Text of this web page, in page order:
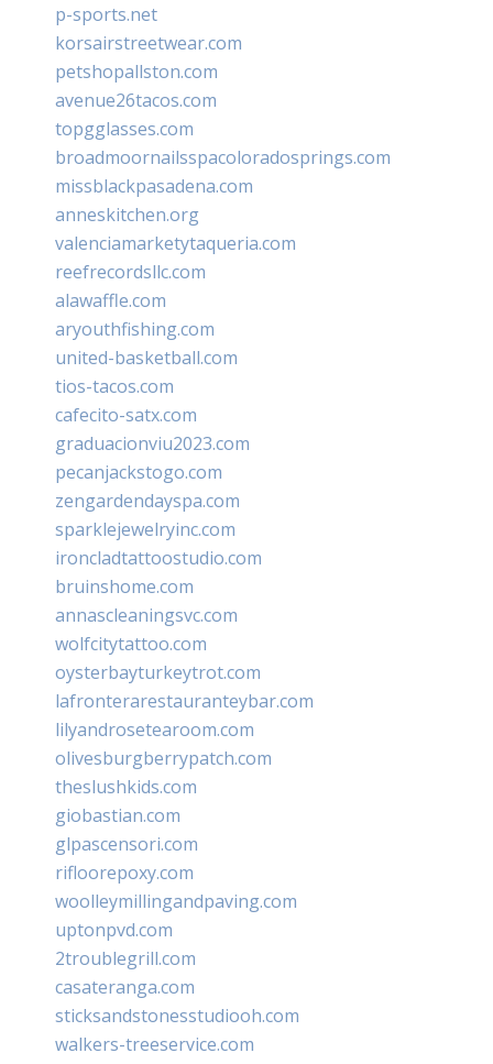
p-sports.net
korsairstreetwear.com
petshopallston.com
avenue26tacos.com
topgglasses.com
broadmoornailsspacoloradosprings.com
missblackpasadena.com
anneskitchen.org
valenciamarketytaqueria.com
reefrecordsllc.com
alawaffle.com
aryouthfishing.com
united-basketball.com
tios-tacos.com
cafecito-satx.com
graduacionviu2023.com
pecanjackstogo.com
zengardendayspa.com
sparklejewelryinc.com
ironcladtattoostudio.com
bruinshome.com
annascleaningsvc.com
wolfcitytattoo.com
oysterbayturkeytrot.com
lafronterarestauranteybar.com
lilyandrosetearoom.com
olivesburgberrypatch.com
theslushkids.com
giobastian.com
glpascensori.com
rifloorepoxy.com
woolleymillingandpaving.com
uptonpvd.com
2troublegrill.com
casateranga.com
sticksandstonesstudiooh.com
walkers-treeservice.com